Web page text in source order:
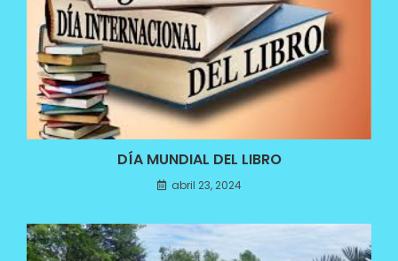
DÍA MUNDIAL DEL LIBRO
abril 23, 2024